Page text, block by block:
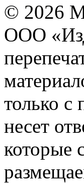
© 2026
ООО
только с
несет
которые